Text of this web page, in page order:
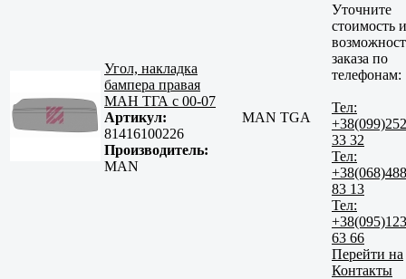
Угол, накладка
бампера правая
МАН ТГА с 00-07
Артикул:
81416100226
Производитель:
MAN
MAN TGA
Уточните
стоимость и
заказа по
телефонам:
Тел:
+38(099)252
33 32
Тел:
+38(068)488
83 13
Тел:
+38(095)123
63 66
Перейти на
Контакты